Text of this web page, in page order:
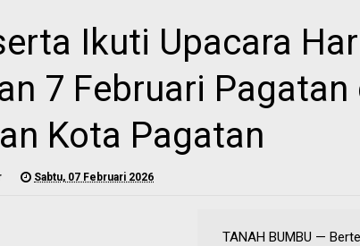
Ikuti Upacara
7 Februari Pagatan
Kota Pagatan
Sabtu, 07 Februari 2026
TANAH BUMBU —